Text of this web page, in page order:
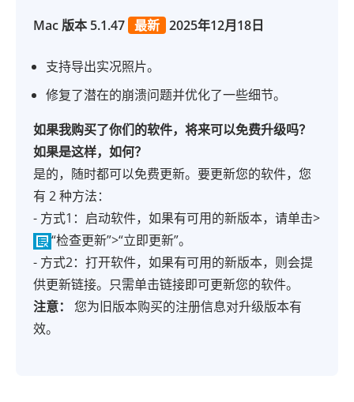
Mac 版本 5.1.47 最新 2025年12月18日
支持导出实况照片。
修复了潜在的崩溃问题并优化了一些细节。
如果我购买了你们的软件，将来可以免费升级吗？
如果是这样，如何？
是的，随时都可以免费更新。要更新您的软件，您
有 2 种方法：
- 方式1：启动软件，如果有可用的新版本，请单击>
“检查更新”>“立即更新”。
- 方式2：打开软件，如果有可用的新版本，则会提
供更新链接。只需单击链接即可更新您的软件。
注意：
您为旧版本购买的注册信息对升级版本有
效。